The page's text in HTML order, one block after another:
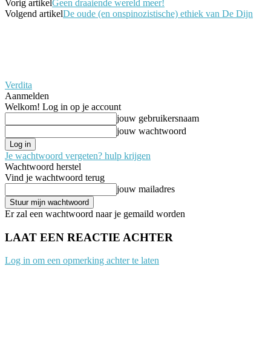
Vorig artikelGeen draaiende wereld meer!
Volgend artikelDe oude (en onspinozistische) ethiek van De Dijn
Verdita
Aanmelden
Welkom! Log in op je account
jouw gebruikersnaam
jouw wachtwoord
Je wachtwoord vergeten? hulp krijgen
Wachtwoord herstel
Vind je wachtwoord terug
jouw mailadres
Er zal een wachtwoord naar je gemaild worden
LAAT EEN REACTIE ACHTER
Log in om een opmerking achter te laten